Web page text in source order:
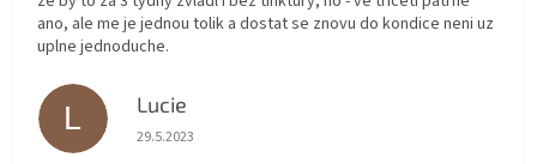
ano, ale me je jednou tolik a dostat se znovu do kondice neni uz
uplne jednoduche.
L Lucie
Hodnocení obchodu je 5 z 5 hvězdiček.
29.5.2023